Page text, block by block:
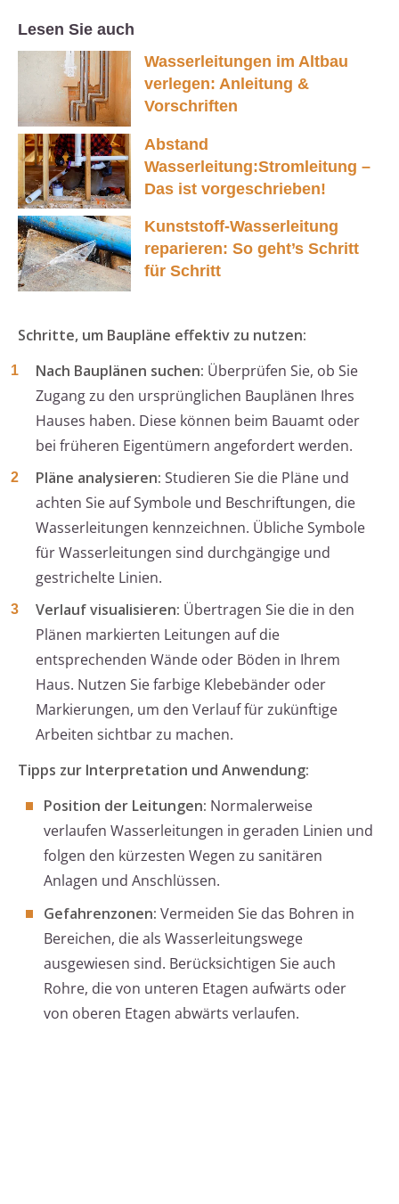
Lesen Sie auch
Wasserleitungen im Altbau
verlegen: Anleitung &
Vorschriften
Abstand
Wasserleitung:Stromleitung –
Das ist vorgeschrieben!
Kunststoff-Wasserleitung
reparieren: So geht’s Schritt
für Schritt
Schritte, um Baupläne effektiv zu nutzen:
Nach Bauplänen suchen: Überprüfen Sie, ob Sie
Zugang zu den ursprünglichen Bauplänen Ihres
Hauses haben. Diese können beim Bauamt oder
bei früheren Eigentümern angefordert werden.
Pläne analysieren: Studieren Sie die Pläne und
achten Sie auf Symbole und Beschriftungen, die
Wasserleitungen kennzeichnen. Übliche Symbole
für Wasserleitungen sind durchgängige und
gestrichelte Linien.
Verlauf visualisieren: Übertragen Sie die in den
Plänen markierten Leitungen auf die
entsprechenden Wände oder Böden in Ihrem
Haus. Nutzen Sie farbige Klebebänder oder
Markierungen, um den Verlauf für zukünftige
Arbeiten sichtbar zu machen.
Tipps zur Interpretation und Anwendung:
Position der Leitungen: Normalerweise
verlaufen Wasserleitungen in geraden Linien und
folgen den kürzesten Wegen zu sanitären
Anlagen und Anschlüssen.
Gefahrenzonen: Vermeiden Sie das Bohren in
Bereichen, die als Wasserleitungswege
ausgewiesen sind. Berücksichtigen Sie auch
Rohre, die von unteren Etagen aufwärts oder
von oberen Etagen abwärts verlaufen.